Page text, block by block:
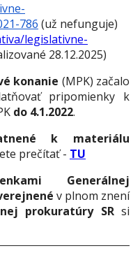
786 (už nefunguje)
legislativne-
28.12.2025)
konanie (MPK) začalo
pripomienky k
do 4.1.2022.
k materiálu
prečítať - TU
Generálnej
v plnom znení
prokuratúry SR si